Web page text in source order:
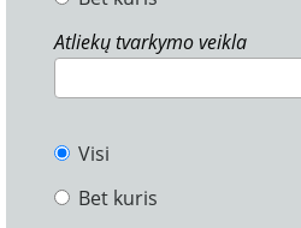
Atliekų tvarkymo veikla
Visi
Bet kuris